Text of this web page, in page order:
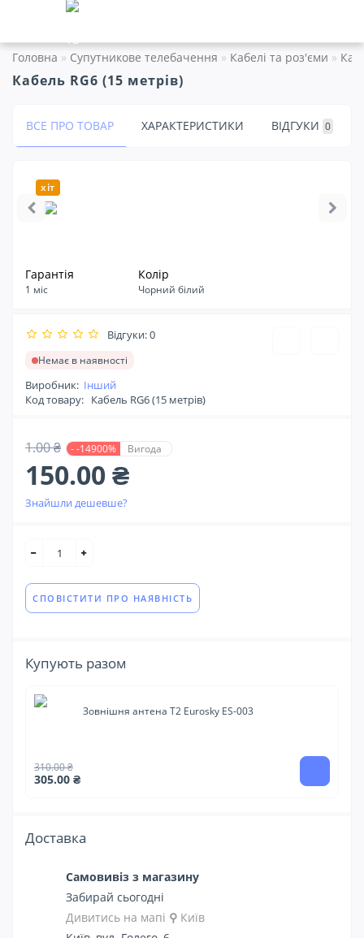
Головна Супутникове телебачення Кабелі та роз'єми
Кабель RG6 (15 метрів)
ВСЕ ПРО ТОВАР ХАРАКТЕРИСТИКИ ВІДГУКИ 0
хіт
Гарантія
1 міс
Колір
Чорний білий
Відгуки: 0
Немає в наявності
Виробник: Інший
Код товару: Кабель RG6 (15 метрів)
1.00 ₴ - -14900% Вигода
150.00 ₴
Знайшли дешевше?
СПОВІСТИТИ ПРО НАЯВНІСТЬ
Купують разом
Зовнішня антена Т2 Eurosky ES-003
310.00 ₴
305.00 ₴
Доставка
Самовивіз з магазину
Забирай сьогодні
Дивитись на мапі ⚲ Київ